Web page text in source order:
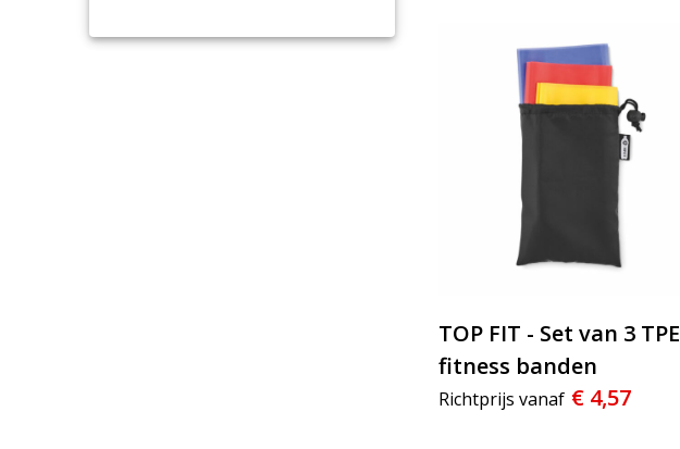
TOP FIT - Set van 3 TPE
fitness banden
Richtprijs vanaf € 4,57